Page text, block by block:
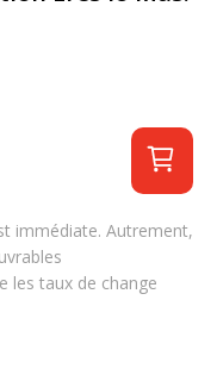
immédiate. Autrement,
les taux de change